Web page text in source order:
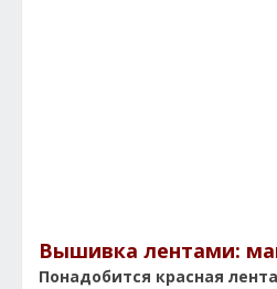
Вышивка лентами:
Понадобится красная